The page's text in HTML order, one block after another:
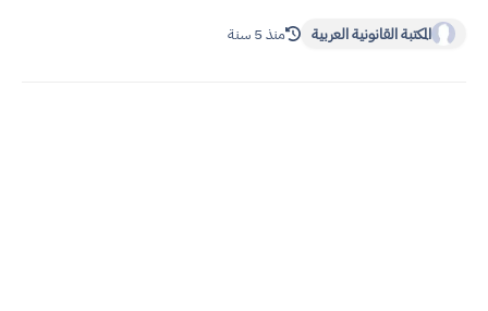
المكتبة القانونية العربية منذ 5 سنة